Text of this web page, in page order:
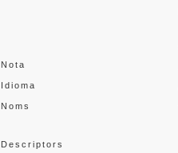
Nota
Idioma
Noms
Descriptors